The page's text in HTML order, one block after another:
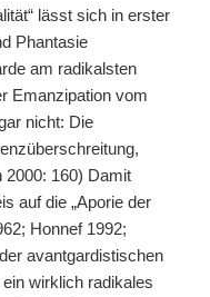
lässt sich in erster
Phantasie
am radikalsten
Emanzipation vom
nicht: Die
2000: 160) Damit
auf die „Aporie der
Honnef 1992;
avantgardistischen
ein wirklich radikales